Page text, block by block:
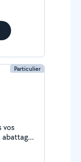
Particulier
vos
abattage